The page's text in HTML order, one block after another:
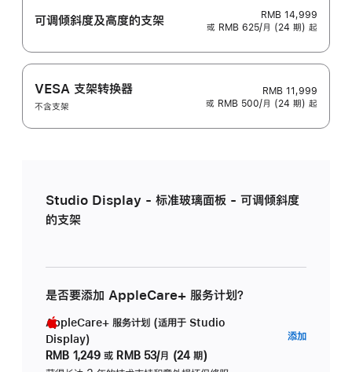
可调倾斜度及高‍度的支‍架
RMB 14,999
或 RMB 625/月 (24 期) 起
VESA 支架转换器
不含支架
RMB 11,999
或 RMB 500/月 (24 期) 起
Studio Display - 标准玻璃面板 - 可调倾斜度
的支架
是否要添加 AppleCare+ 服务计划？
AppleCare+ 服务计划 (适用于 Studio
Display)
RMB 1,249 或 RMB 53/月 (24 期)
添加